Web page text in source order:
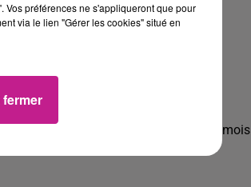
de Thann pendant 3 semaines à 1 mois
Vos préférences ne s'appliqueront que pour
via le lien "Gérer les cookies" situé en